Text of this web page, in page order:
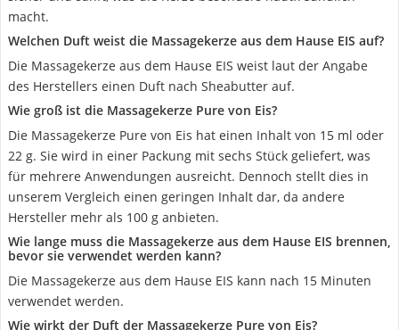
macht.
Welchen Duft weist die Massagekerze aus dem Hause EIS auf?
Die Massagekerze aus dem Hause EIS weist laut der Angabe
des Herstellers einen Duft nach Sheabutter auf.
Wie groß ist die Massagekerze Pure von Eis?
Die Massagekerze Pure von Eis hat einen Inhalt von 15 ml oder
22 g. Sie wird in einer Packung mit sechs Stück geliefert, was
für mehrere Anwendungen ausreicht. Dennoch stellt dies in
unserem Vergleich einen geringen Inhalt dar, da andere
Hersteller mehr als 100 g anbieten.
Wie lange muss die Massagekerze aus dem Hause EIS brennen,
bevor sie verwendet werden kann?
Die Massagekerze aus dem Hause EIS kann nach 15 Minuten
verwendet werden.
Wie wirkt der Duft der Massagekerze Pure von Eis?